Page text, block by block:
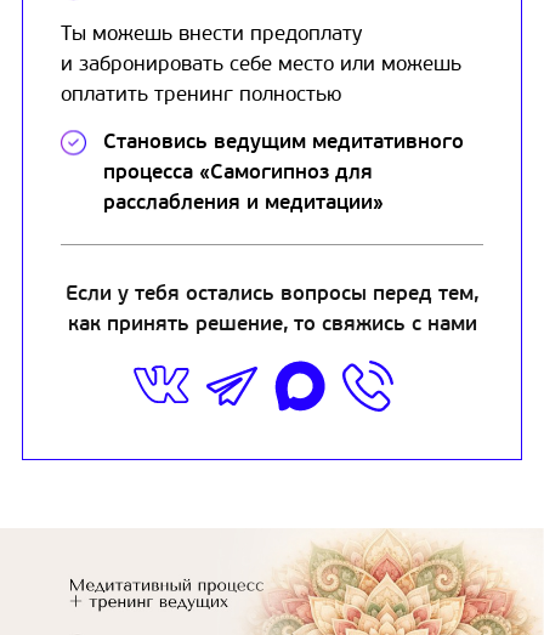
Ты можешь внести предоплату
и забронировать себе место или можешь
оплатить тренинг полностью
Становись ведущим медитативного
процесса «Самогипноз для
расслабления и медитации»
Если у тебя остались вопросы перед тем,
как принять решение, то свяжись с нами